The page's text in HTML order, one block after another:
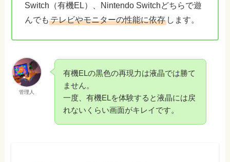
Switch（有機EL）、Nintendo Switchどちらで遊
んでもテレビやモニターの性能に依存 します。
管理人
有機ELの黒色の再現力は液晶では勝て
ません。
一度、有機ELを体験すると液晶には戻
れないくらい画面がキレイです。